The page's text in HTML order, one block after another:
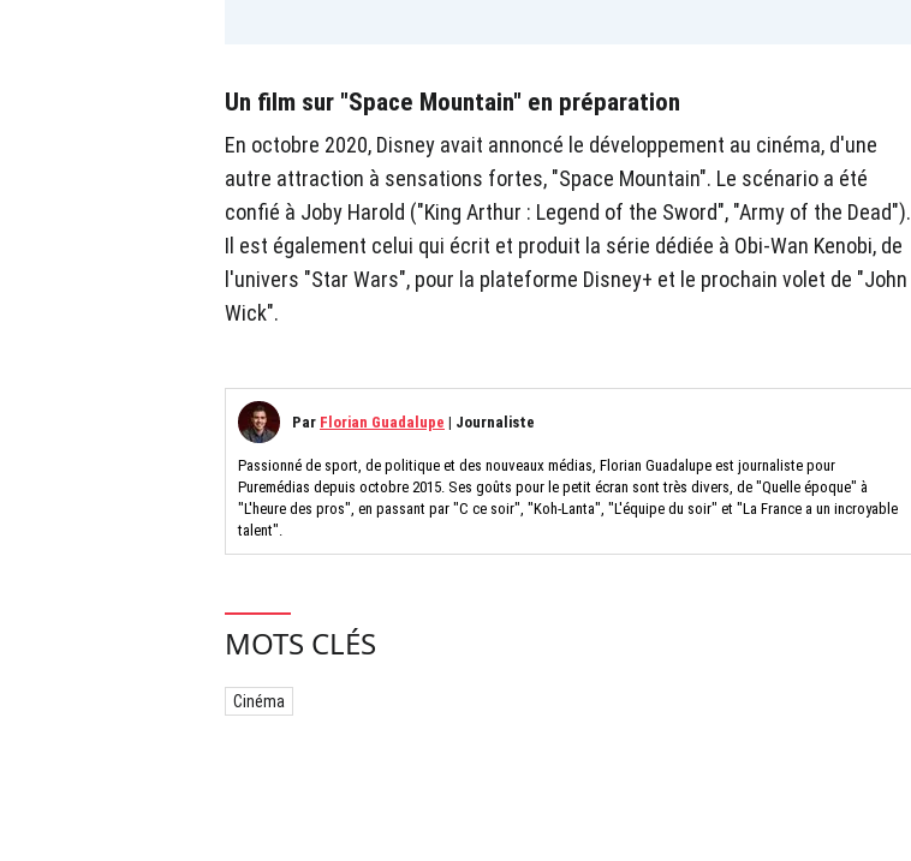
Un film sur "Space Mountain" en préparation
En octobre 2020, Disney avait annoncé le développement au cinéma, d'une
autre attraction à sensations fortes, "Space Mountain". Le scénario a été
confié à Joby Harold ("King Arthur : Legend of the Sword", "Army of the Dead").
Il est également celui qui écrit et produit la série dédiée à Obi-Wan Kenobi, de
l'univers "Star Wars", pour la plateforme Disney+ et le prochain volet de "John
Wick".
Par Florian Guadalupe | Journaliste
Passionné de sport, de politique et des nouveaux médias, Florian Guadalupe est journaliste pour
Puremédias depuis octobre 2015. Ses goûts pour le petit écran sont très divers, de "Quelle époque" à
"L'heure des pros", en passant par "C ce soir", "Koh-Lanta", "L'équipe du soir" et "La France a un incroyable
talent".
MOTS CLÉS
Cinéma